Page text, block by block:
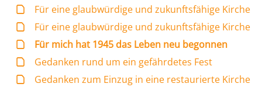
Für eine glaubwürdige und zukunftsfähige Kirche
Für eine glaubwürdige und zukunftsfähige Kirche
Für mich hat 1945 das Leben neu begonnen
Gedanken rund um ein gefährdetes Fest
Gedanken zum Einzug in eine restaurierte Kirche